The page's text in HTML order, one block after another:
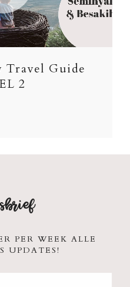
Travel Guide
2
PER WEEK ALLE
UPDATES!